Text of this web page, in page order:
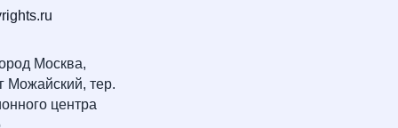
Москва,
Можайский, тер.
центра